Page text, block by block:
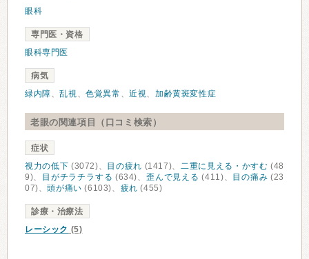
眼科
専門医・資格
眼科専門医
病気
緑内障、乱視、色覚異常 、近視、加齢黄斑変性症
老眼の関連項目（口コミ検索）
症状
視力の低下 (3072)、 目の疲れ (1417)、 二重に見える・かすむ (48
9)、
目がチラチラする (634)、歪んで見える (411)、 目の痛み (23
07)、頭が痛い (6103)、 疲れ (455)
診療・治療法
レーシック (5)